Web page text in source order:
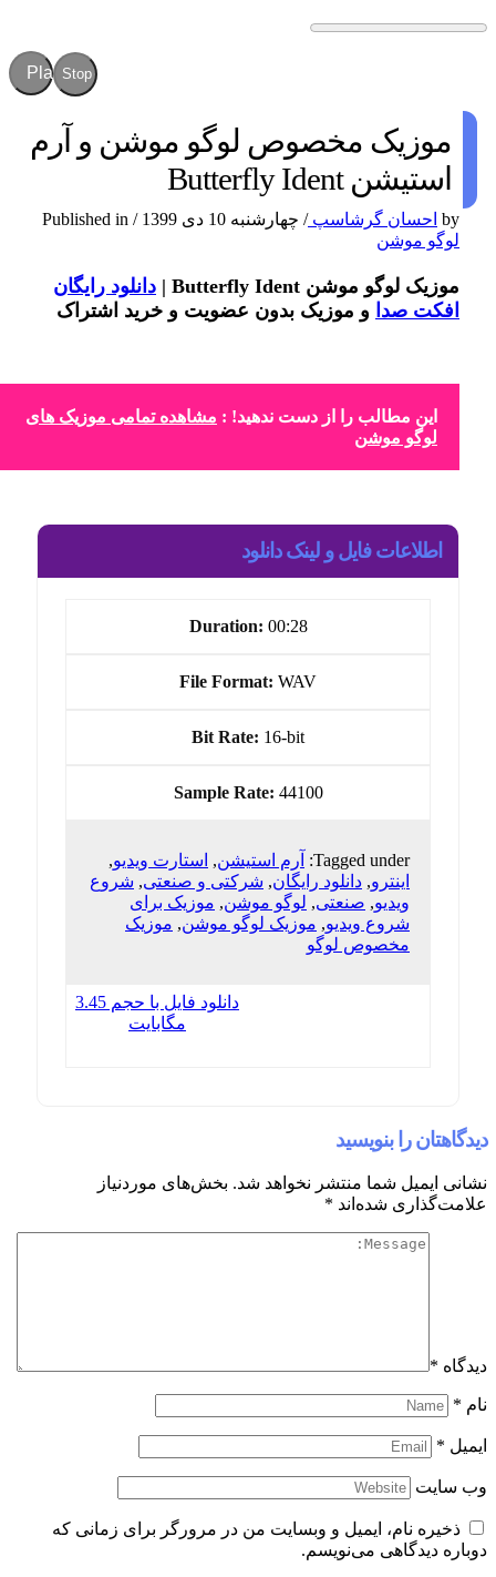
PlayStop
موزیک مخصوص لوگو موشن و آرم
استیشن Butterfly Ident
by احسان گرشاسپ/چهارشنبه 10 دی 1399 /
Published in
لوگو موشن
موزیک لوگو موشن Butterfly Ident |
دانلود رایگان
افکت صداو موزیک بدون عضویت و خرید اشتراک
این مطالب را از دست ندهید! :مشاهده تمامی موزیک های
لوگو موشن
اطلاعات فایل و لینک دانلود
Duration:00:28
File Format:WAV
Bit Rate:16-bit
Sample Rate:44100
Tagged under: آرم استیشن,استارت ویدیو,
اینترو ,دانلود رایگان,شرکتی و صنعتی ,شروع
ویدیو,صنعتی ,لوگو موشن,موزیک برای
شروع ویدیو,موزیک لوگو موشن,موزیک
مخصوص لوگو
دانلود فایل با حجم 3.45
مگابایت
دیدگاهتان را بنویسید
نشانی ایمیل شما منتشر نخواهد شد. بخش‌های موردنیاز
علامت‌گذاری شده‌اند*
دیدگاه*
نام*
ایمیل *
وب‌ سایت
ذخیره نام، ایمیل و وبسایت من در مرورگر برای زمانی که
دوباره دیدگاهی می‌نویسم.